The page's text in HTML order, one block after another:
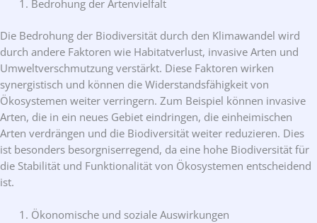
Bedrohung der Artenvielfalt
Die Bedrohung der Biodiversität durch den Klimawandel wird
durch andere Faktoren wie Habitatverlust, invasive Arten und
Umweltverschmutzung verstärkt. Diese Faktoren wirken
synergistisch und können die Widerstandsfähigkeit von
Ökosystemen weiter verringern. Zum Beispiel können invasive
Arten, die in ein neues Gebiet eindringen, die einheimischen
Arten verdrängen und die Biodiversität weiter reduzieren. Dies
ist besonders besorgniserregend, da eine hohe Biodiversität für
die Stabilität und Funktionalität von Ökosystemen entscheidend
ist.
Ökonomische und soziale Auswirkungen